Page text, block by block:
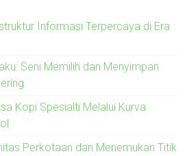
Informasi Terpercaya di Era
Seni Memilih dan Menyimpan
Kopi Spesialti Melalui Kurva
Perkotaan dan Menemukan Titik